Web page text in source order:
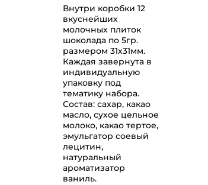
Внутри коробки 12
вкуснейших
молочных плиток
шоколада по 5гр.
размером 31х31мм.
Каждая завернута в
индивидуальную
упаковку под
тематику набора.
Состав: сахар, какао
масло, сухое цельное
молоко, какао тертое,
эмульгатор соевый
лецитин,
натуральный
ароматизатор
ваниль.